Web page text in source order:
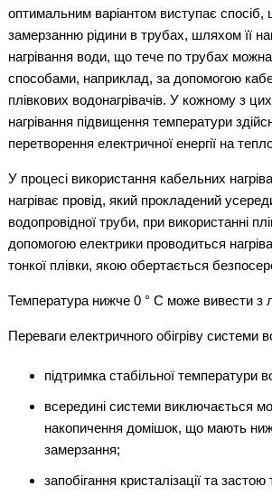
оптимальним варіантом виступає спосіб,
замерзанню рідини в трубах, шляхом її
нагрівання води, що тече по трубах
способами, наприклад, за допомогою
плівкових водонагрівачів. У кожному з
нагрівання підвищення температури
перетворення електричної енергії на
У процесі використання кабельних
нагріває провід, який прокладений
водопровідної труби, при використанні
допомогою електрики проводиться
тонкої плівки, якою обертається
Температура нижче 0 ° С може вивести з
Переваги електричного обігріву системи
підтримка стабільної температури
всередині системи виключається
накопичення домішок, що мають
замерзання;
запобігання кристалізації та